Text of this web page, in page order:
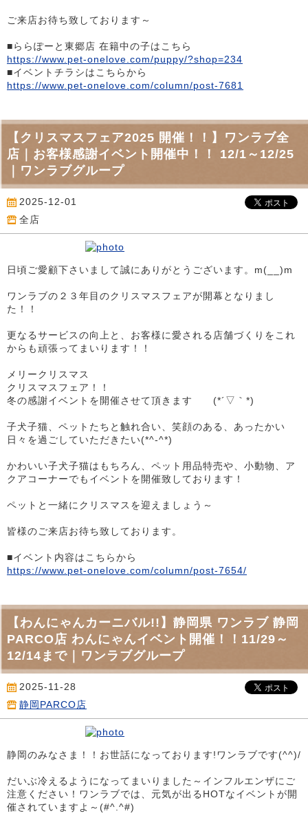
ご来店お待ち致しております～
■ららぽーと東郷店 在籍中の子はこちら
https://www.pet-onelove.com/puppy/?shop=234
■イベントチラシはこちらから
https://www.pet-onelove.com/column/post-7681
【クリスマスフェア2025 開催！！】ワンラブ全
店｜お客様感謝イベント開催中！！ 12/1～12/25
｜ワンラブグループ
2025-12-01
全店
日頃ご愛顧下さいまして誠にありがとうございます。m(__)m
ワンラブの２３年目のクリスマスフェアが開幕となりまし
た！！
更なるサービスの向上と、お客様に愛される店舗づくりをこれ
からも頑張ってまいります！！
メリークリスマス
クリスマスフェア！！
冬の感謝イベントを開催させて頂きます (*´▽｀*)
子犬子猫、ペットたちと触れ合い、笑顔のある、あったかい
日々を過ごしていただきたい(*^-^*)
かわいい子犬子猫はもちろん、ペット用品特売や、小動物、ア
クアコーナーでもイベントを開催致しております！
ペットと一緒にクリスマスを迎えましょう～
皆様のご来店お待ち致しております。
■イベント内容はこちらから
https://www.pet-onelove.com/column/post-7654/
【わんにゃんカーニバル!!】静岡県 ワンラブ 静岡
PARCO店 わんにゃんイベント開催！！11/29～
12/14まで｜ワンラブグループ
2025-11-28
静岡PARCO店
静岡のみなさま！！お世話になっております!ワンラブです(^^)/
だいぶ冷えるようになってまいりました～インフルエンザにご
注意ください！ワンラブでは、元気が出るHOTなイベントが開
催されていますよ～(#^.^#)